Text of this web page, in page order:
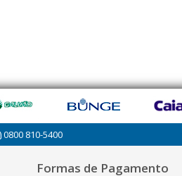
0800 810-5400
Formas de Pagamento